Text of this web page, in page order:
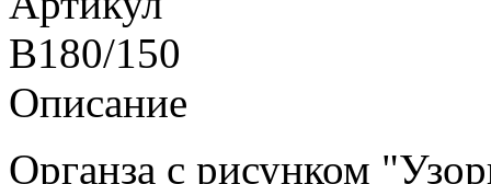
B180/150
Описание
Органза с рисунком